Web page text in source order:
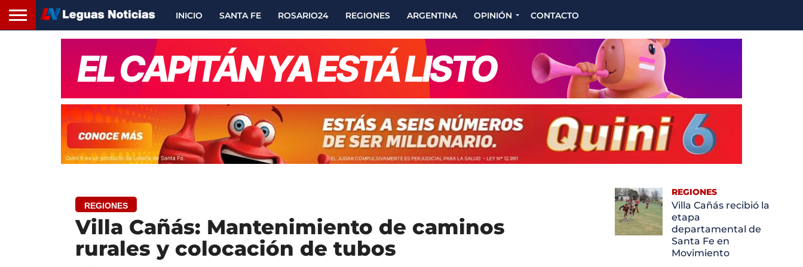
INICIO SANTA FE ROSARIO24 REGIONES ARGENTINA OPINIÓN CONTACTO
REGIONES
Villa Cañás: Mantenimiento de caminos
rurales y colocación de tubos
REGIONES
Villa Cañás recibió la
etapa
departamental de
Santa Fe en
Movimiento